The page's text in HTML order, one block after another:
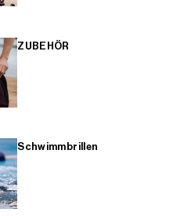
ZUBEHÖR
Schwimmbrillen